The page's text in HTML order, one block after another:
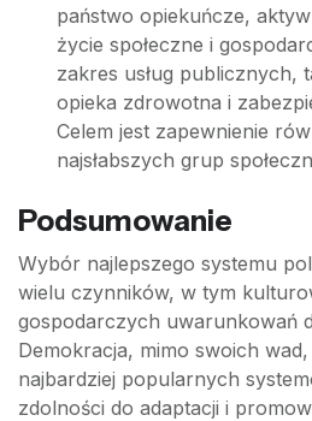
państwo opiekuńcze,
życie społeczne i
zakres usług publicznych,
opieka zdrowotna i
Celem jest zapewnienie
najsłabszych grup
Podsumowanie
Wybór najlepszego systemu
wielu czynników, w tym
gospodarczych uwarunkowań
Demokracja, mimo swoich
najbardziej popularnych
zdolności do adaptacji i